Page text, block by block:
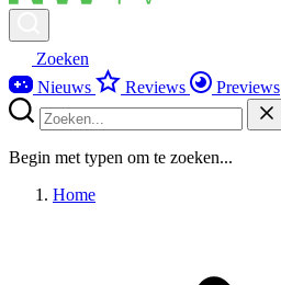
Zoeken
Nieuws
Reviews Previews
Begin met typen om te zoeken...
Home